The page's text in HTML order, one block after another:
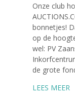
Onze club
bonnetjes!
op de
wel: PV
de grote
LEES MEER